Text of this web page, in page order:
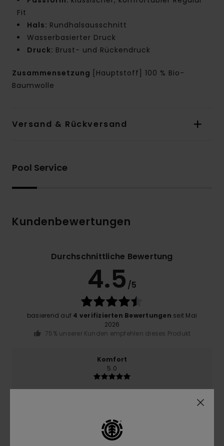
Fit
Hals: Rundhalsausschnitt
Wasserbasierter Druck
Druck: Brust- und Rückendruck
Zusammensetzung
[Hauptstoff] 100 % Bio-
Baumwolle
Versand & Rückversand
Pool Service
Kundenbewertungen
Durchschnittliche Bewertung
4.5 /5
basierend auf 4 verifizierten Bewertungen seit Mai
2026
75% unserer Kunden empfehlen dieses Produkt
Komfort
5.0